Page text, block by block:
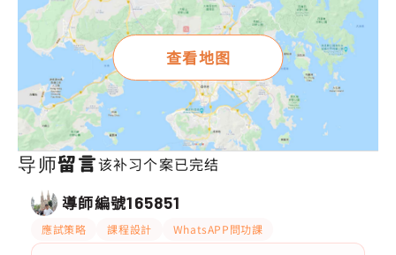
查看地图
导师留言该补习个案已完结
導師編號165851
應試策略 課程設計 WhatsAPP問功課